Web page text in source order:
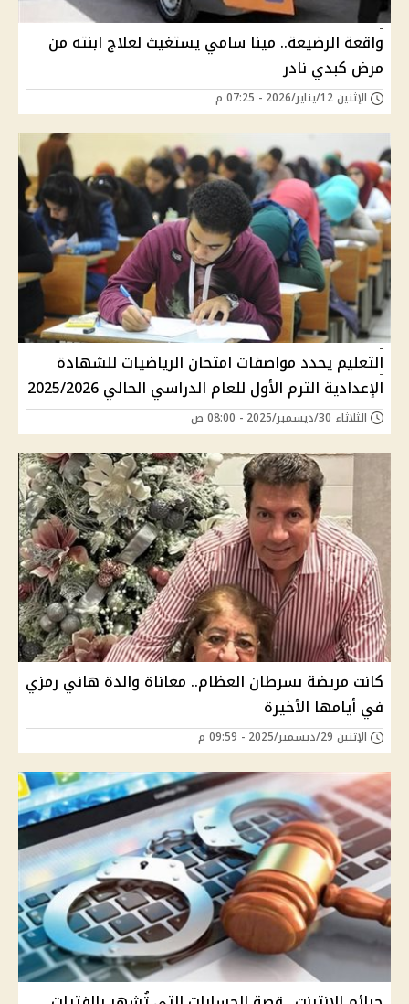
واقعة الرضيعة.. مينا سامي يستغيث لعلاج ابنته من
مرض كبدي نادر
الإثنين 12/يناير/2026 - 07:25 م
التعليم يحدد مواصفات امتحان الرياضيات للشهادة
الإعدادية الترم الأول للعام الدراسي الحالي 2025/2026
الثلاثاء 30/ديسمبر/2025 - 08:00 ص
كانت مريضة بسرطان العظام.. معاناة والدة هاني رمزي
في أيامها الأخيرة
الإثنين 29/ديسمبر/2025 - 09:59 م